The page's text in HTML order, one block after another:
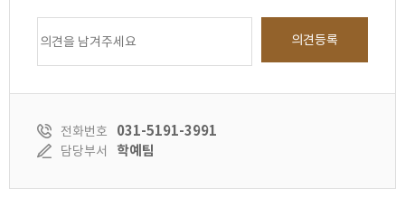
의견등록
전화번호 031-5191-3991
담당부서 학예팀